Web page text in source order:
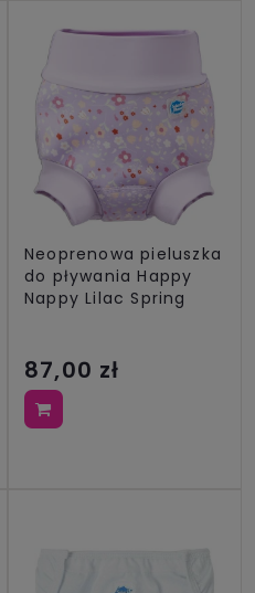
Neoprenowa pieluszka
do pływania Happy
Nappy Lilac Spring
87,00 zł